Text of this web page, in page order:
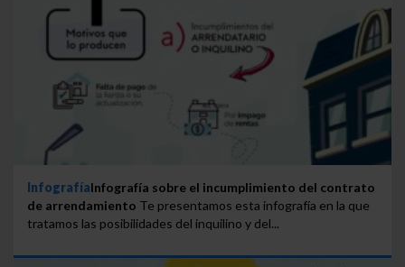
InfografíaInfografía sobre el incumplimiento del contrato
de arrendamiento Te presentamos esta infografía en la que
tratamos las posibilidades del inquilino y del...